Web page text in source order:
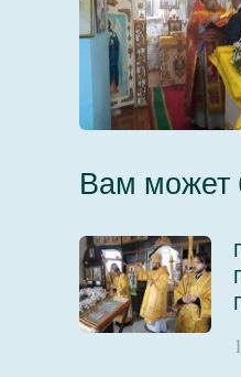
08
09
Вам может